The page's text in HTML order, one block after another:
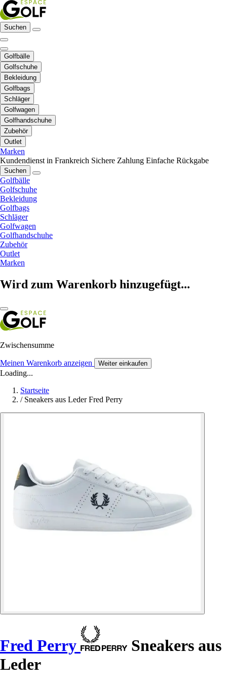
Suchen
Golfbälle
Golfschuhe
Bekleidung
Golfbags
Schläger
Golfwagen
Golfhandschuhe
Zubehör
Outlet
Marken
Kundendienst in Frankreich Sichere Zahlung Einfache Rückgabe
Suchen
Golfbälle
Golfschuhe
Bekleidung
Golfbags
Schläger
Golfwagen
Golfhandschuhe
Zubehör
Outlet
Marken
Wird zum Warenkorb hinzugefügt...
Zwischensumme
Meinen Warenkorb anzeigen Weiter einkaufen
Loading...
Startseite
/ Sneakers aus Leder Fred Perry
Fred Perry
Sneakers aus
Leder